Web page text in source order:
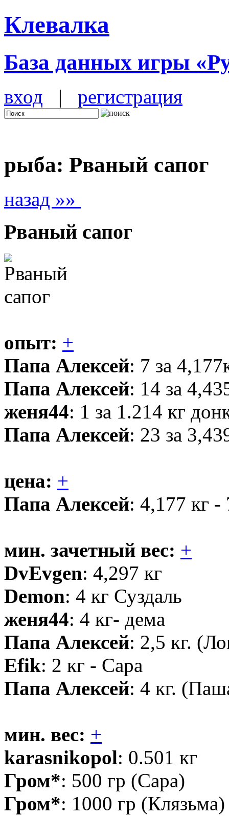
Клевалка
База данных игры
вход | регистрация
рыба: Рваный сапог
назад »»
Рваный сапог
опыт: +
Папа Алексей: 7 за
Папа Алексей: 14 за
женя44: 1 за 1.214 кг
Папа Алексей: 23 за
цена: +
Папа Алексей: 4,177 кг -
мин. зачетный вес: +
DvEvgen: 4,297 кг
Demon: 4 кг Суздаль
женя44: 4 кг- дема
Папа Алексей: 2,5 кг.
Efik: 2 кг - Сара
Папа Алексей: 4 кг.
мин. вес: +
karasnikopol: 0.501 кг
Гром*: 500 гр (Сара)
Гром*: 1000 гр (Клязьма)